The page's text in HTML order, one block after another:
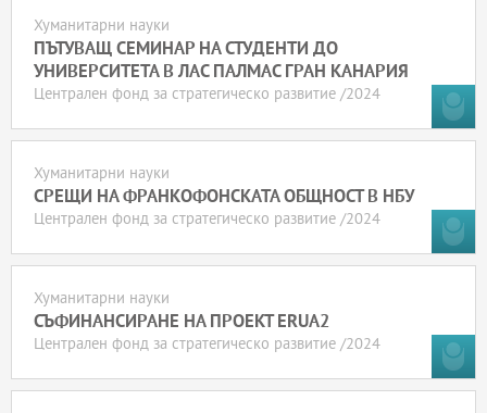
Хуманитарни науки
ПЪТУВАЩ СЕМИНАР НА СТУДЕНТИ ДО
УНИВЕРСИТЕТА В ЛАС ПАЛМАС ГРАН КАНАРИЯ
Централен фонд за стратегическо развитие /2024
Хуманитарни науки
СРЕЩИ НА ФРАНКОФОНСКАТА ОБЩНОСТ В НБУ
Централен фонд за стратегическо развитие /2024
Хуманитарни науки
СЪФИНАНСИРАНЕ НА ПРОЕКТ ERUA2
Централен фонд за стратегическо развитие /2024